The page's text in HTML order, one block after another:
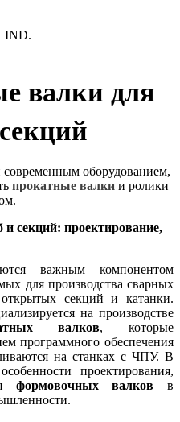
IND.
валки для
современным оборудованием,
прокатные валки и ролики
секций: проектирование,
важным компонентом
для производства сварных
секций и катанки.
на производстве
валков, которые
программного обеспечения
на станках с ЧПУ. В
проектирования,
формовочных валков в